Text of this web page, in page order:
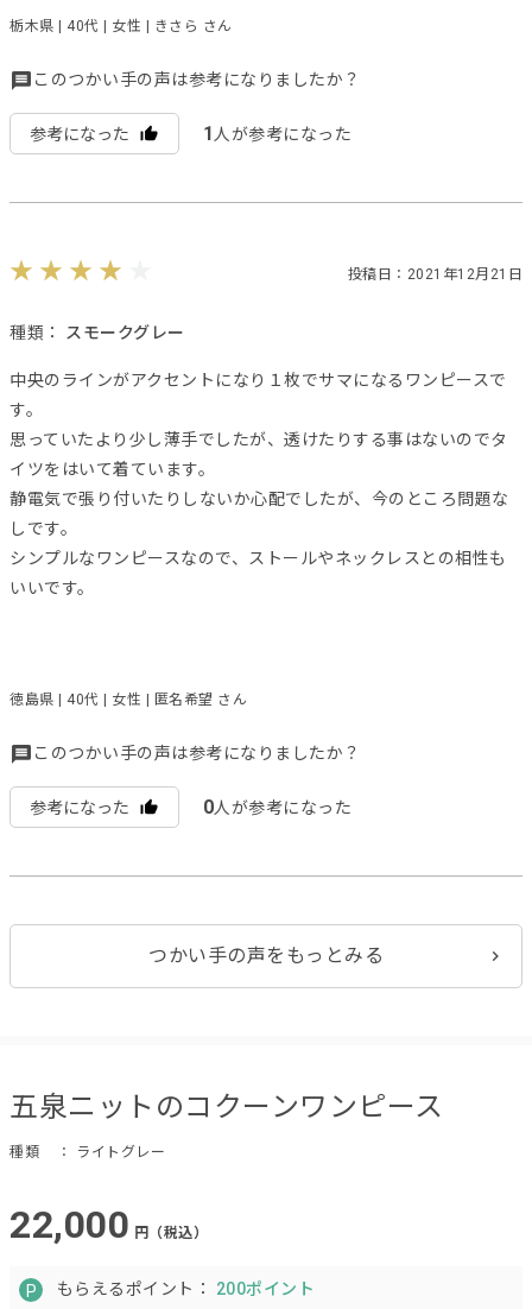
栃木県 | 40代 | 女性 | きさら さん
このつかい手の声は参考になりましたか？
参考になった 1 人が参考になった
投稿日：2021年12月21日
種類： スモークグレー
中央のラインがアクセントになり１枚でサマになるワンピースで
す。
思っていたより少し薄手でしたが、透けたりする事はないのでタ
イツをはいて着ています。
静電気で張り付いたりしないか心配でしたが、今のところ問題な
しです。
シンプルなワンピースなので、ストールやネックレスとの相性も
いいです。
徳島県 | 40代 | 女性 | 匿名希望 さん
このつかい手の声は参考になりましたか？
参考になった 0人が参考になった
つかい手の声をもっとみる
五泉ニットのコクーンワンピース
種類 ： ライトグレー
22,000 円（税込）
もらえるポイント： 200ポイント